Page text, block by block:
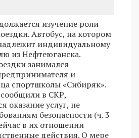
изучение роли
Автобус, на котором
индивидуальному
из Нефтеюганска.
занимался
и
спортшколы «Сибиряк».
в СКР,
оказание услуг, не
безопасности (ч. 3
в их отношении
действия. О мере